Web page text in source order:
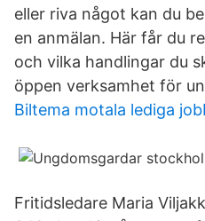
eller riva något kan du
en anmälan. Här får du
och vilka handlingar du
öppen verksamhet för
Biltema motala lediga
Fritidsledare Maria